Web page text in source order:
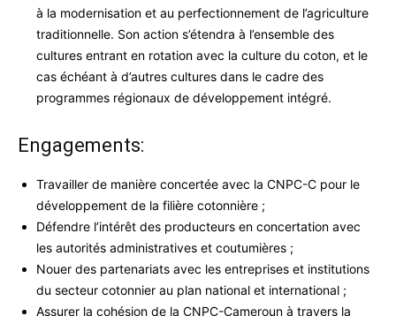
à la modernisation et au perfectionnement de l’agriculture
traditionnelle. Son action s’étendra à l’ensemble des
cultures entrant en rotation avec la culture du coton, et le
cas échéant à d’autres cultures dans le cadre des
programmes régionaux de développement intégré.
Engagements:
Travailler de manière concertée avec la CNPC-C pour le
développement de la filière cotonnière ;
Défendre l’intérêt des producteurs en concertation avec
les autorités administratives et coutumières ;
Nouer des partenariats avec les entreprises et institutions
du secteur cotonnier au plan national et international ;
Assurer la cohésion de la CNPC-Cameroun à travers la